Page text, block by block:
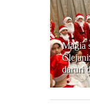
Magia
daruri